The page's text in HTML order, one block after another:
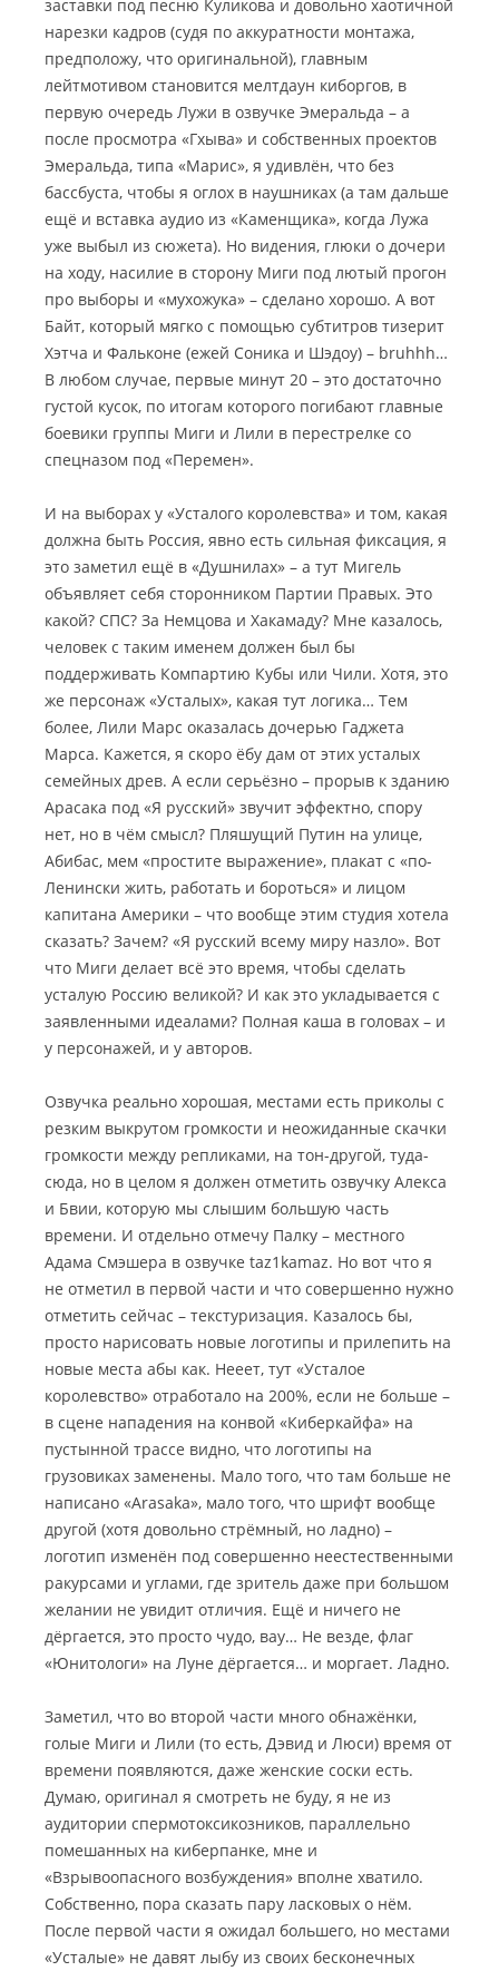
заставки под песню Куликова и довольно хаотичной
нарезки кадров (судя по аккуратности монтажа,
предположу, что оригинальной), главным
лейтмотивом становится мелтдаун киборгов, в
первую очередь Лужи в озвучке Эмеральда – а
после просмотра «Гхыва» и собственных проектов
Эмеральда, типа «Марис», я удивлён, что без
бассбуста, чтобы я оглох в наушниках (а там дальше
ещё и вставка аудио из «Каменщика», когда Лужа
уже выбыл из сюжета). Но видения, глюки о дочери
на ходу, насилие в сторону Миги под лютый прогон
про выборы и «мухожука» – сделано хорошо. А вот
Байт, который мягко с помощью субтитров тизерит
Хэтча и Фальконе (ежей Соника и Шэдоу) – bruhhh…
В любом случае, первые минут 20 – это достаточно
густой кусок, по итогам которого погибают главные
боевики группы Миги и Лили в перестрелке со
спецназом под «Перемен».
И на выборах у «Усталого королевства» и том, какая
должна быть Россия, явно есть сильная фиксация, я
это заметил ещё в «Душнилах» – а тут Мигель
объявляет себя сторонником Партии Правых. Это
какой? СПС? За Немцова и Хакамаду? Мне казалось,
человек с таким именем должен был бы
поддерживать Компартию Кубы или Чили. Хотя, это
же персонаж «Усталых», какая тут логика… Тем
более, Лили Марс оказалась дочерью Гаджета
Марса. Кажется, я скоро ёбу дам от этих усталых
семейных древ. А если серьёзно – прорыв к зданию
Арасака под «Я русский» звучит эффектно, спору
нет, но в чём смысл? Пляшущий Путин на улице,
Абибас, мем «простите выражение», плакат с «по-
Ленински жить, работать и бороться» и лицом
капитана Америки – что вообще этим студия хотела
сказать? Зачем? «Я русский всему миру назло». Вот
что Миги делает всё это время, чтобы сделать
усталую Россию великой? И как это укладывается с
заявленными идеалами? Полная каша в головах – и
у персонажей, и у авторов.
Озвучка реально хорошая, местами есть приколы с
резким выкрутом громкости и неожиданные скачки
громкости между репликами, на тон-другой, туда-
сюда, но в целом я должен отметить озвучку Алекса
и Бвии, которую мы слышим большую часть
времени. И отдельно отмечу Палку – местного
Адама Смэшера в озвучке taz1kamaz. Но вот что я
не отметил в первой части и что совершенно нужно
отметить сейчас – текстуризация. Казалось бы,
просто нарисовать новые логотипы и прилепить на
новые места абы как. Нееет, тут «Усталое
королевство» отработало на 200%, если не больше –
в сцене нападения на конвой «Киберкайфа» на
пустынной трассе видно, что логотипы на
грузовиках заменены. Мало того, что там больше не
написано «Arasaka», мало того, что шрифт вообще
другой (хотя довольно стрёмный, но ладно) –
логотип изменён под совершенно неестественными
ракурсами и углами, где зритель даже при большом
желании не увидит отличия. Ещё и ничего не
дёргается, это просто чудо, вау… Не везде, флаг
«Юнитологи» на Луне дёргается… и моргает. Ладно.
Заметил, что во второй части много обнажёнки,
голые Миги и Лили (то есть, Дэвид и Люси) время от
времени появляются, даже женские соски есть.
Думаю, оригинал я смотреть не буду, я не из
аудитории спермотоксикозников, параллельно
помешанных на киберпанке, мне и
«Взрывоопасного возбуждения» вполне хватило.
Собственно, пора сказать пару ласковых о нём.
После первой части я ожидал большего, но местами
«Усталые» не давят лыбу из своих бесконечных